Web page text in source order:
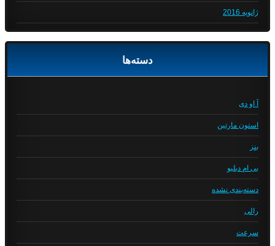
ژانویه 2016
دسته‌ها
آ او دی
استون مارتین
بنز
بی ام دبلیو
دسته‌بندی نشده
رالی
سرعت